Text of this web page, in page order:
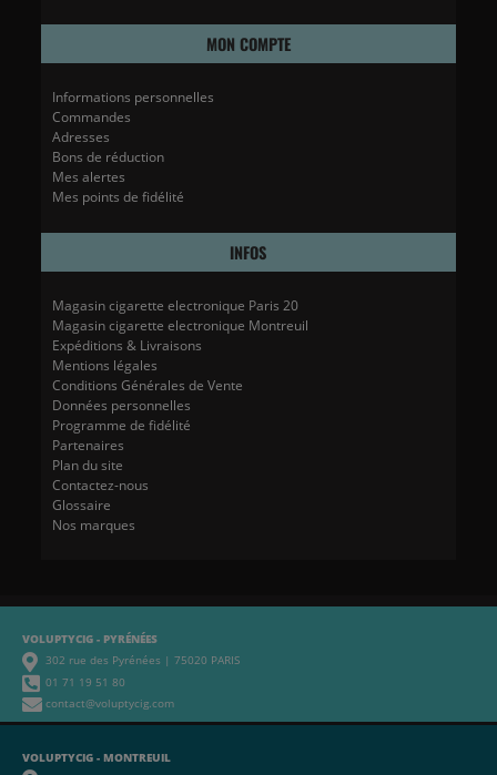
MON COMPTE
Informations personnelles
Commandes
Adresses
Bons de réduction
Mes alertes
Mes points de fidélité
INFOS
Magasin cigarette electronique Paris 20
Magasin cigarette electronique Montreuil
Expéditions & Livraisons
Mentions légales
Conditions Générales de Vente
Données personnelles
Programme de fidélité
Partenaires
Plan du site
Contactez-nous
Glossaire
Nos marques
VOLUPTYCIG - PYRÉNÉES
302 rue des Pyrénées | 75020 PARIS
01 71 19 51 80
contact@voluptycig.com
VOLUPTYCIG - MONTREUIL